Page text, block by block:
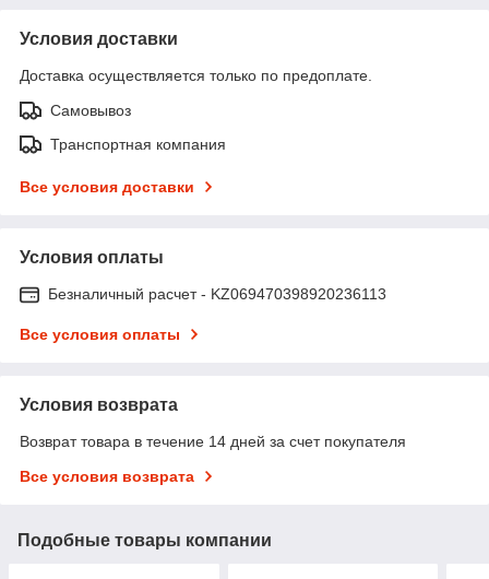
Условия доставки
Доставка осуществляется только по предоплате.
Самовывоз
Транспортная компания
Все условия доставки
Условия оплаты
Безналичный расчет - KZ069470398920236113
Все условия оплаты
Условия возврата
Возврат товара в течение 14 дней за счет покупателя
Все условия возврата
Подобные товары компании